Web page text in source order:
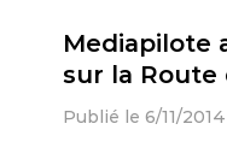
Mediapilote
sur la Route
Publié le 6/11/2014